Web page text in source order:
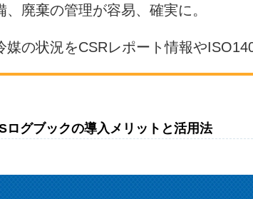
廃棄の管理が容易、確実に。
の状況をCSRレポート情報や
ログブックの導入メリットと活用法